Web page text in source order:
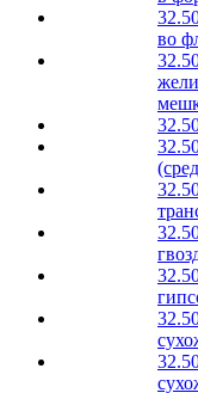
во